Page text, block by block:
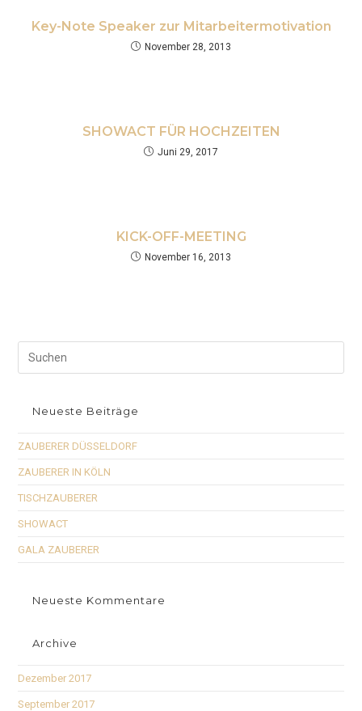
Key-Note Speaker zur Mitarbeitermotivation
November 28, 2013
SHOWACT FÜR HOCHZEITEN
Juni 29, 2017
KICK-OFF-MEETING
November 16, 2013
Neueste Beiträge
ZAUBERER DÜSSELDORF
ZAUBERER IN KÖLN
TISCHZAUBERER
SHOWACT
GALA ZAUBERER
Neueste Kommentare
Archive
Dezember 2017
September 2017